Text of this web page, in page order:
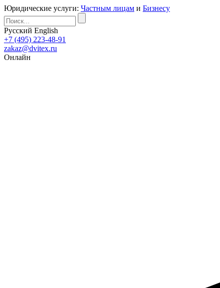
Юридические услуги: Частным лицам и Бизнесу
Русский English
+7 (495) 223-48-91
zakaz@dvitex.ru
Онлайн